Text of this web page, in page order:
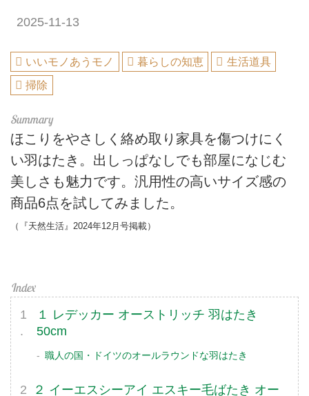
2025-11-13
いいモノあうモノ 暮らしの知恵
生活道具
掃除
ほこりをやさしく絡め取り家具を傷つけにく
い羽はたき。出しっぱなしでも部屋になじむ
美しさも魅力です。汎用性の高いサイズ感の
商品6点を試してみました。
（『天然生活』2024年12月号掲載）
１ レデッカー オーストリッチ 羽はたき
50cm
職人の国・ドイツのオールラウンドな羽はたき
２ イーエスシーアイ エスキー毛ばたき オー